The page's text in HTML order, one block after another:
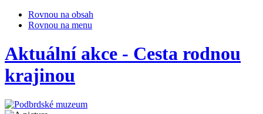
Rovnou na obsah
Rovnou na menu
Aktuální akce - Cesta rodnou
krajinou